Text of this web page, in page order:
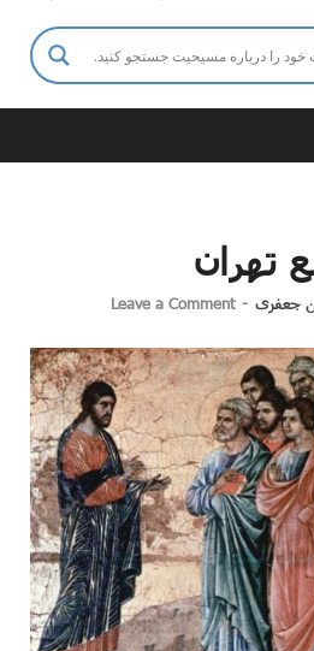
تهران
جعفری -
Leave a Comment